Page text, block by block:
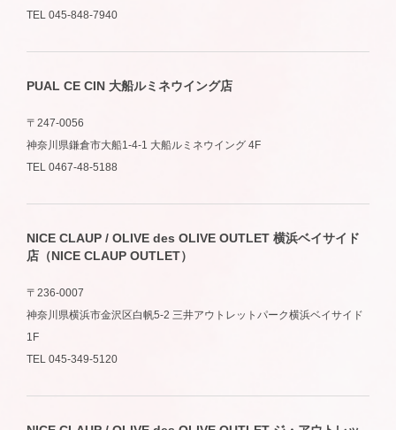
TEL 045-848-7940
PUAL CE CIN 大船ルミネウイング店
〒247-0056
神奈川県鎌倉市大船1-4-1 大船ルミネウイング 4F
TEL 0467-48-5188
NICE CLAUP / OLIVE des OLIVE OUTLET 横浜ベイサイド
店（NICE CLAUP OUTLET）
〒236-0007
神奈川県横浜市金沢区白帆5-2 三井アウトレットパーク横浜ベイサイド
1F
TEL 045-349-5120